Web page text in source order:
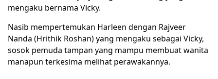
mengaku bernama Vicky.
Nasib mempertemukan Harleen dengan Rajveer
Nanda (Hrithik Roshan) yang mengaku sebagai Vicky,
sosok pemuda tampan yang mampu membuat wanita
manapun terkesima melihat perawakannya.